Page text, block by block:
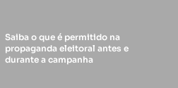
Saiba o que é permitido na
propaganda eleitoral antes e
durante a campanha